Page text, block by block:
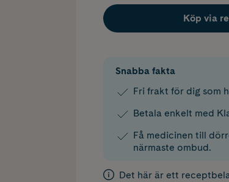
Köp via
Snabba fakta
Fri frakt för dig som
Betala enkelt med
Få medicinen till
närmaste ombud.
Det här är ett